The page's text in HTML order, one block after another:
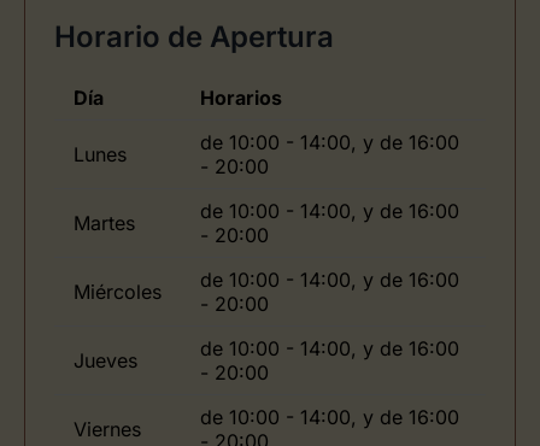
Horario de Apertura
Día Horarios
Lunes
de 10:00 - 14:00, y de 16:00
- 20:00
Martes
de 10:00 - 14:00, y de 16:00
- 20:00
Miércoles
de 10:00 - 14:00, y de 16:00
- 20:00
Jueves
de 10:00 - 14:00, y de 16:00
- 20:00
Viernes
de 10:00 - 14:00, y de 16:00
- 20:00